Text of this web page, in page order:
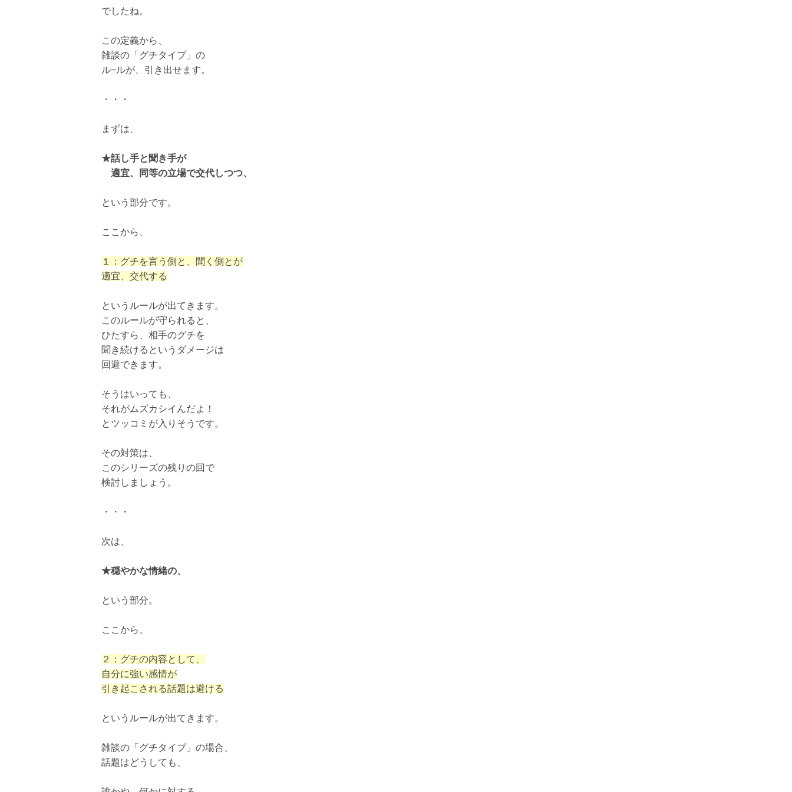
でしたね。
この定義から、
雑談の「グチタイプ」の
ル−ルが、引き出せます。
・・・
まずは、
★話し手と聞き手が
適宜、同等の立場で交代しつつ、
という部分です。
ここから、
１：グチを言う側と、聞く側とが
適宜、交代する
というルールが出てきます。
このルールが守られると、
ひたすら、相手のグチを
聞き続けるというダメージは
回避できます。
そうはいっても、
それがムズカシイんだよ！
とツッコミが入りそうです。
その対策は、
このシリーズの残りの回で
検討しましょう。
・・・
次は、
★穏やかな情緒の、
という部分。
ここから、
２：グチの内容として、
自分に強い感情が
引き起こされる話題は避ける
というルールが出てきます。
雑談の「グチタイプ」の場合、
話題はどうしても、